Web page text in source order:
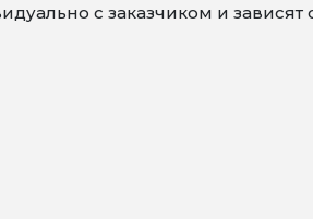
с заказчиком и зависят